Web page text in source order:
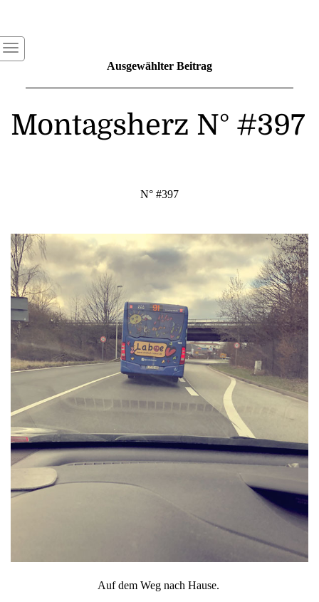
Ausgewählter Beitrag
Montagsherz N° #397
N° #397
Auf dem Weg nach Hause.